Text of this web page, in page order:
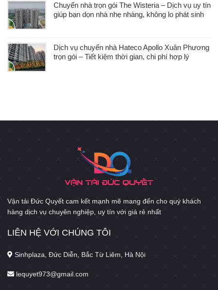
Chuyển nhà trọn gói The Wisteria – Dịch vụ uy tín
giúp bạn dọn nhà nhẹ nhàng, không lo phát sinh
Dịch vụ chuyển nhà Hateco Apollo Xuân Phương
trọn gói – Tiết kiệm thời gian, chi phí hợp lý
Vận tải Đức Quyết cam kết mạnh mẽ mang đến cho quý khách
hàng dịch vụ chuyên nghiệp, uy tín với giá rẻ nhất
LIÊN HỆ VỚI CHÚNG TÔI
Sinhplaza, Đức Diễn, Bắc Từ Liêm, Hà Nội
lequyet973@gmail.com